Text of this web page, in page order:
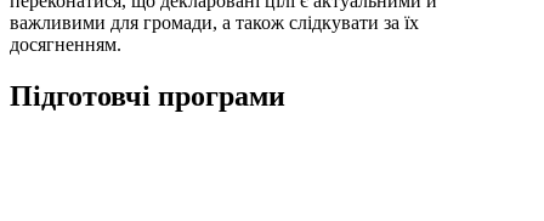
важливими для громади, а також слідкувати за їх
досягненням.
Підготовчі програми